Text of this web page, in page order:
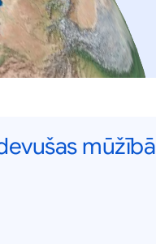
mūžībā